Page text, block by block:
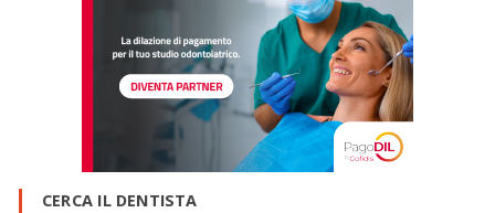
CERCA IL DENTISTA